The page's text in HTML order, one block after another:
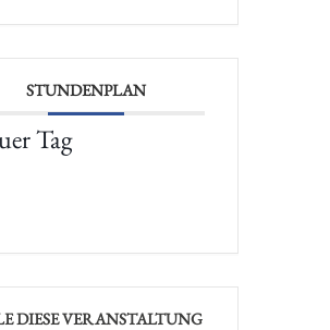
STUNDENPLAN
Tag
DIESE VERANSTALTUNG